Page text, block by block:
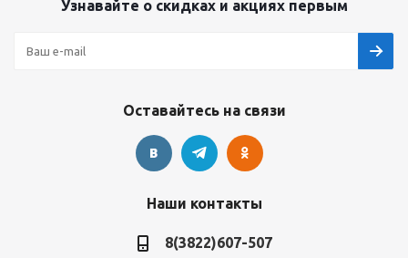
Узнавайте о скидках и акциях первым
Оставайтесь на связи
Наши контакты
8(3822)607-507